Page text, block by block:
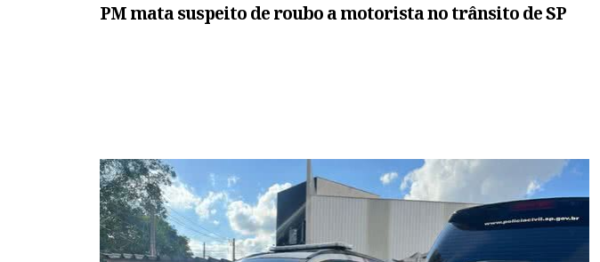
PM mata suspeito de roubo a motorista no trânsito de SP